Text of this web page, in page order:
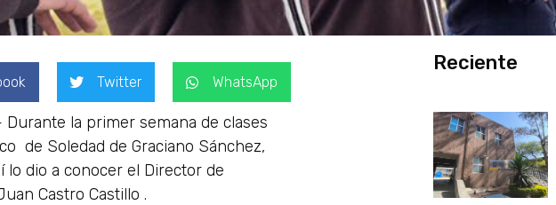
Twitter WhatsApp
Durante la primer semana de clases
de Soledad de Graciano Sánchez,
lo dio a conocer el Director de
Castro Castillo .
Reciente